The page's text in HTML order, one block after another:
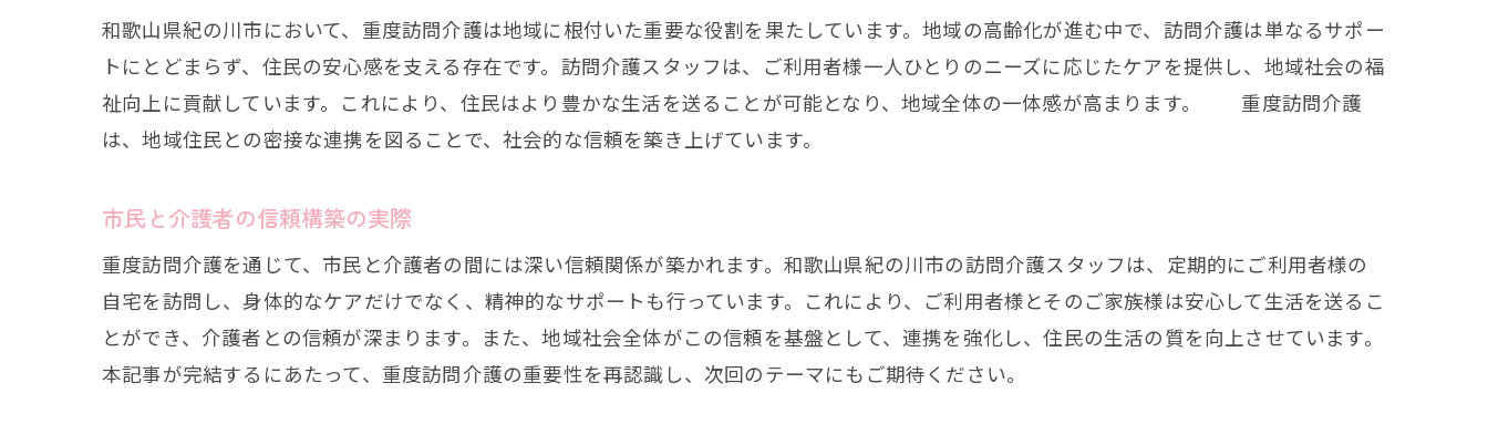
地域社会における新たな介護モデル
重度訪問介護が社会構造に与える変化
未来志向の介護サービスの展望
紀の川市での重度訪問介護と地域住民の生活の質向上
地域住民の声を反映した介護
地元の資源を活用した介護支援
住民と共に築く健やかな生活
和歌山県紀の川市において、重度訪問介護は地域に根付いた重要な役割を果たしています。地域の高齢化が進む中で、訪問介護は単なるサポー
トにとどまらず、住民の安心感を支える存在です。訪問介護スタッフは、ご利用者様一人ひとりのニーズに応じたケアを提供し、地域社会の福
祉向上に貢献しています。これにより、住民はより豊かな生活を送ることが可能となり、地域全体の一体感が高まります。 重度訪問介護
は、地域住民との密接な連携を図ることで、社会的な信頼を築き上げています。
市民と介護者の信頼構築の実際
重度訪問介護を通じて、市民と介護者の間には深い信頼関係が築かれます。和歌山県紀の川市の訪問介護スタッフは、定期的にご利用者様の
自宅を訪問し、身体的なケアだけでなく、精神的なサポートも行っています。これにより、ご利用者様とそのご家族様は安心して生活を送るこ
とができ、介護者との信頼が深まります。また、地域社会全体がこの信頼を基盤として、連携を強化し、住民の生活の質を向上させています。
本記事が完結するにあたって、重度訪問介護の重要性を再認識し、次回のテーマにもご期待ください。